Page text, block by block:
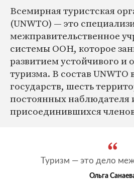
Всемирная туристская
(UNWTO) — это
межправительственное
системы ООН, которое
развитием устойчивого и
туризма. В состав UNWTO
государств, шесть
постоянных наблюдателя
присоединившихся
Туризм — это дело
Ольга